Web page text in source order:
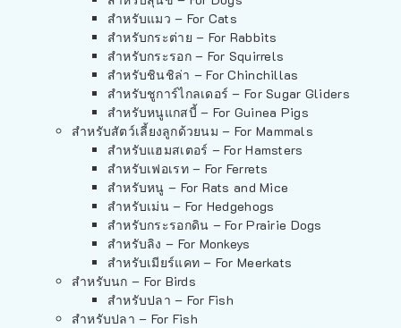
สำหรับแมว – For Cats
สำหรับกระต่าย – For Rabbits
สำหรับกระรอก – For Squirrels
สำหรับชินชิล่า – For Chinchillas
สำหรับชูการ์ไกลเดอร์ – For Sugar Gliders
สำหรับหนูแกสบี้ – For Guinea Pigs
สำหรับสัตว์เลี้ยงลูกด้วยนม – For Mammals
สำหรับแฮมสเตอร์ – For Hamsters
สำหรับเฟอเรท – For Ferrets
สำหรับหนู – For Rats and Mice
สำหรับเม่น – For Hedgehogs
สำหรับกระรอกดิน – For Prairie Dogs
สำหรับลิง – For Monkeys
สำหรับเมียร์แคท – For Meerkats
สำหรับนก – For Birds
สำหรับปลา – For Fish
สำหรับปลา – For Fish